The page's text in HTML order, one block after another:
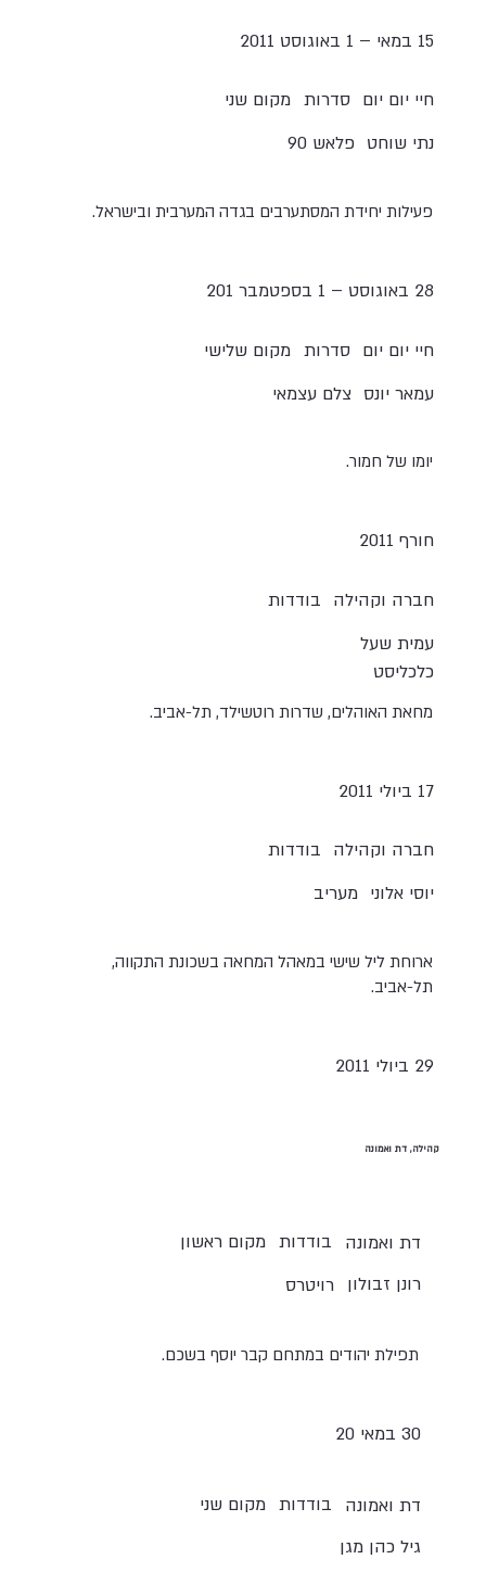
15 במאי – 1 באוגוסט 2011
מקום שני סדרות חיי יום יום
פלאש 90 נתי שוחט
פעילות יחידת המסתערבים בגדה המערבית ובישראל.
28 באוגוסט – 1 בספטמבר 201
מקום שלישי סדרות חיי יום יום
צלם עצמאי עמאר יונס
יומו של חמור.
חורף 2011
בודדות חברה וקהילה
עמית שעל
כלכליסט
מחאת האוהלים, שדרות רוטשילד, תל-אביב.
17 ביולי 2011
בודדות חברה וקהילה
מעריב יוסי אלוני
ארוחת ליל שישי במאהל המחאה בשכונת התקווה,
תל-אביב.
29 ביולי 2011
קהילה, דת ואמונה
מקום ראשון בודדות
דת ואמונה
רויטרס רונן זבולון
תפילת יהודים במתחם קבר יוסף בשכם.
30 במאי 20
מקום שני בודדות
דת ואמונה
גיל כהן מגן